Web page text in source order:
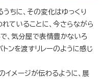
ちに、その変化はゆっくり
れていることに、今さらながら
、気分屋で表情豊かないろ
ンを渡すリレーのように感じ
メージが伝わるように、展